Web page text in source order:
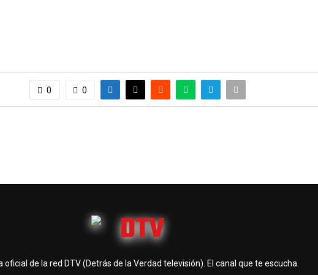
0 0
oficial de la red DTV (Detrás de la Verdad televisión). El canal que te escucha.